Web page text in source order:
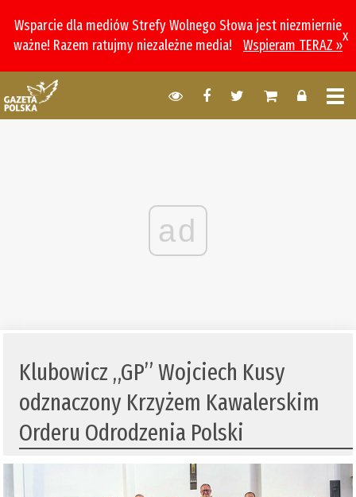
Wsparcie dla mediów Strefy Wolnego Słowa jest niezmiernie
ważne! Razem ratujmy niezależne media!
Wspieram TERAZ »
x
ad
Klubowicz „GP” Wojciech Kusy
odznaczony Krzyżem Kawalerskim
Orderu Odrodzenia Polski